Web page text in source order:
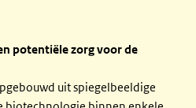
potentiële zorg voor de
uit spiegelbeeldige